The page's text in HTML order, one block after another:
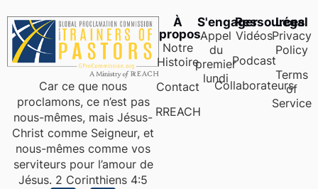
Car ce que nous
proclamons, ce n’est pas
nous-mêmes, mais Jésus-
Christ comme Seigneur, et
nous-mêmes comme vos
serviteurs pour l’amour de
Jésus. 2 Corinthiens 4:5
À
propos
Notre
Histoire
Contact
RREACH
S'engager
Appel
du
premier
lundi
Ressources
Vidéos
Podcast
Collaborateurs
Légal
Privacy
Policy
Terms
of
Service